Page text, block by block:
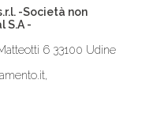
-Società non
S.A -
6 33100 Udine